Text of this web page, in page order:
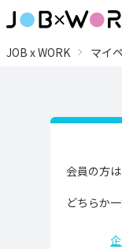
JOB x WORK
マイ
会員の方
どちらか